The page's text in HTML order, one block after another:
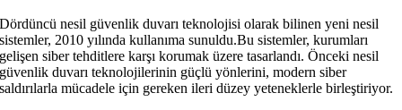
Dördüncü nesil güvenlik duvarı teknolojisi olarak bilinen yeni nesil
sistemler, 2010 yılında kullanıma sunuldu.Bu sistemler, kurumları
gelişen siber tehditlere karşı korumak üzere tasarlandı. Önceki nesil
güvenlik duvarı teknolojilerinin güçlü yönlerini, modern siber
saldırılarla mücadele için gereken ileri düzey yeteneklerle birleştiriyor.